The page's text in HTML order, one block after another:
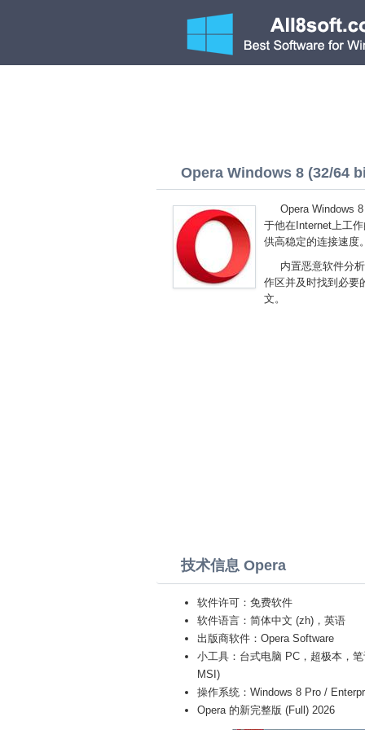
Opera Windows 8 (32/64
Opera Windows
于他在Internet上工
供高稳定的连接速度
内置恶意软件分
作区并及时找到必要
文。
技术信息 Opera
软件许可：免费软件
软件语言：简体中文 (zh)，英语
出版商软件：Opera Software
小工具：台式电脑 PC，超极本，
MSI)
操作系统：Windows 8 Pro /
Opera 的新完整版 (Full) 2026